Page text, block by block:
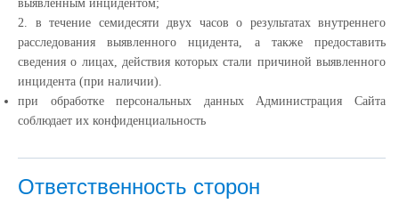
выявленным инцидентом;
2. в течение семидесяти двух часов о результатах внутреннего
расследования выявленного нцидента, а также предоставить
сведения о лицах, действия которых стали причиной выявленного
инцидента (при наличии).
при обработке персональных данных Администрация Сайта
соблюдает их конфиденциальность
Ответственность сторон